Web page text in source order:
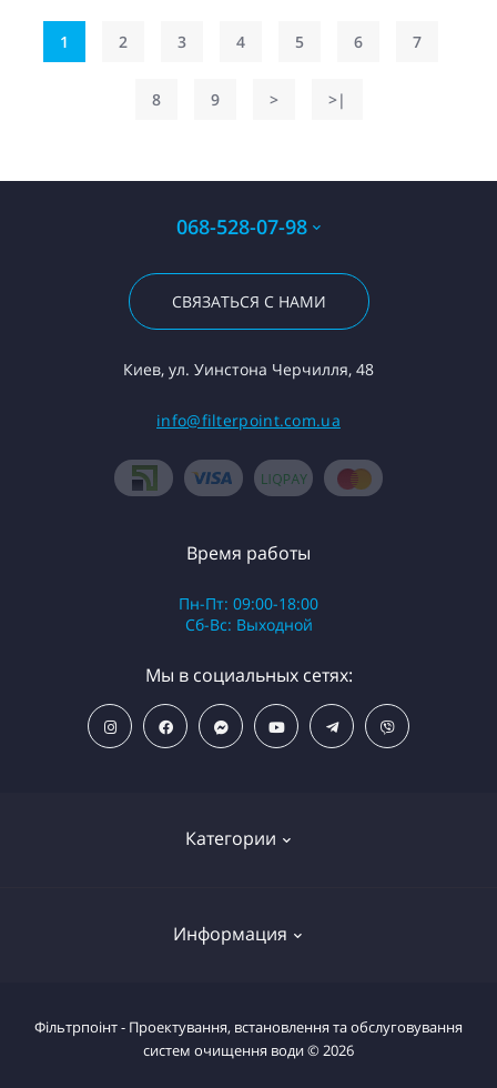
1 2 3 4 5 6 7
8 9 > >|
068-528-07-98
СВЯЗАТЬСЯ С НАМИ
Киев, ул. Уинстона Черчилля, 48
info@filterpoint.com.ua
Категории
ПОПУЛЯРНЫЕ ТОВАРЫ
Фильтры магистральные
Информация
Вернуть товар
Время работы
Пн-Пт: 09:00-18:00
Сб-Вс: Выходной
Мы в социальных сетях:
Фільтрпоінт - Проектування, встановлення та обслуговування
систем очищення води © 2026